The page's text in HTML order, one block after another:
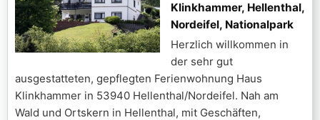
Klinkhammer, Hellenthal,
Nordeifel, Nationalpark
Herzlich willkommen in
der sehr gut
ausgestatteten, gepflegten Ferienwohnung Haus
Klinkhammer in 53940 Hellenthal/Nordeifel. Nah am
Wald und Ortskern in Hellenthal, mit Geschäften,